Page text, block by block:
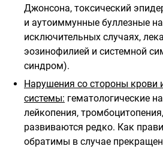
Джонсона, токсический
и аутоиммунные буллезные
исключительных случаях,
эозинофилией и системной
синдром).
Нарушения со стороны крови
системы: гематологические
лейкопения,
развиваются редко. Как
обратимы в случае